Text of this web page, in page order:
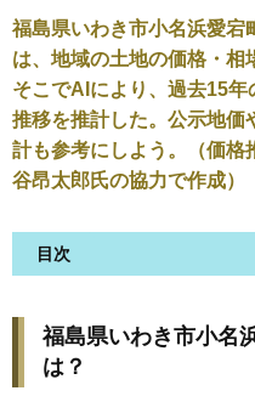
福島県いわき市小名浜愛宕
は、地域の土地の価格・相
そこでAIにより、過去15
推移を推計した。公示地価
計も参考にしよう。（価格
谷昂太郎氏の協力で作成）
目次
は？
福島県いわき市小名
は？